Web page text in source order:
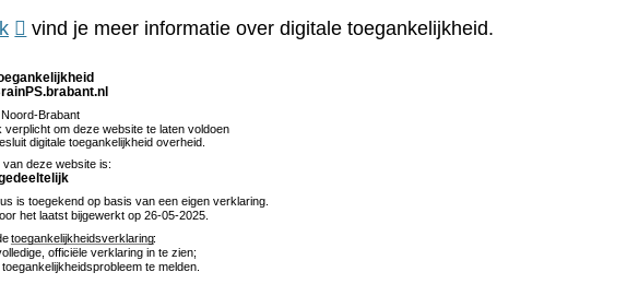
(verwijst
een
andere
website)
vind je meer informatie over digitale toegankelijkheid.